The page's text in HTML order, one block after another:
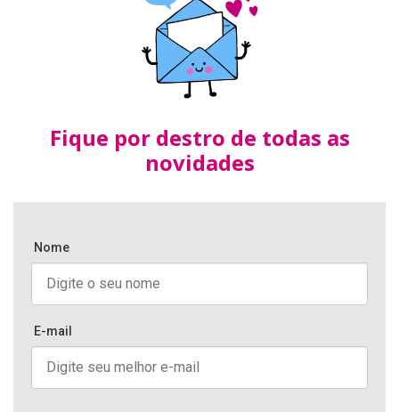
Fique por destro de todas as
novidades
Nome
E-mail